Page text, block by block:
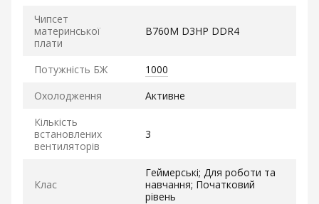
Чипсет
материнської
плати
B760M D3HP DDR4
Потужність БЖ
1000
Охолодження
Активне
Кількість
встановлених
вентиляторів
3
Клас
Геймерські; Для роботи та
навчання; Початковий
рівень